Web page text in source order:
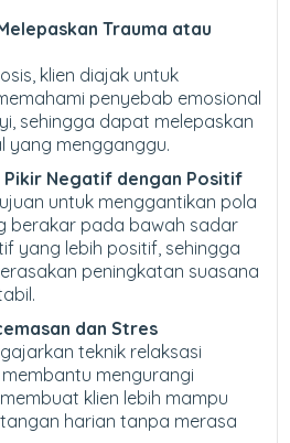
Trauma atau
klien diajak untuk
penyebab emosional
sehingga dapat melepaskan
yang mengganggu.
Pikir Negatif dengan Positif
untuk menggantikan pola
berakar pada bawah sadar
yang lebih positif, sehingga
peningkatan suasana
dan Stres
teknik relaksasi
mengurangi
klien lebih mampu
harian tanpa merasa